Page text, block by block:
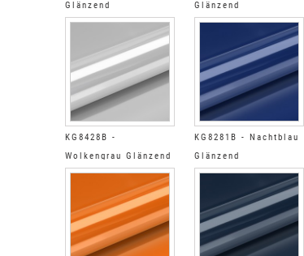
Glänzend
Glänzend
KG8428B -
Wolkengrau Glänzend
KG8281B - Nachtblau
Glänzend